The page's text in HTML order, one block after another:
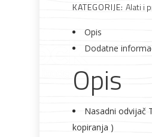
Elektromaterijal
KATEGORIJE: Alati i
Opis
Dodatne
Opis
Nasadni odvijač
kopiranja )